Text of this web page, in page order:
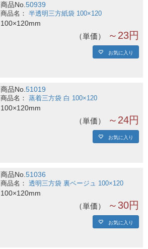
商品No.50939
半透明三方紙袋 100×120
100×120mm
単価 ～23円
お気に入り
商品No.51019
蒸着三方袋 白 100×120
100×120mm
単価 ～24円
お気に入り
商品No.51036
透明三方袋 裏ベージュ 100×120
100×120mm
単価 ～30円
お気に入り